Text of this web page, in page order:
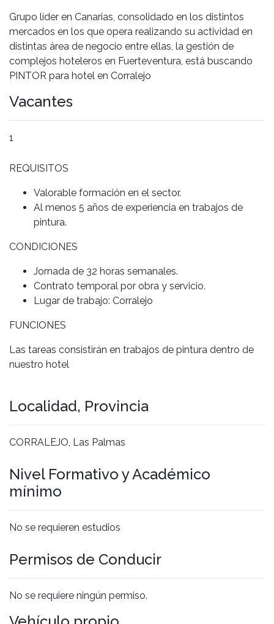
Grupo líder en Canarias, consolidado en los distintos
mercados en los que opera realizando su actividad en
distintas área de negocio entre ellas, la gestión de
complejos hoteleros en Fuerteventura, está buscando
PINTOR para hotel en Corralejo
Vacantes
1
REQUISITOS
Valorable formación en el sector.
Al menos 5 años de experiencia en trabajos de
pintura.
CONDICIONES
Jornada de 32 horas semanales.
Contrato temporal por obra y servicio.
Lugar de trabajo: Corralejo
FUNCIONES
Las tareas consistirán en trabajos de pintura dentro de
nuestro hotel
Localidad, Provincia
CORRALEJO, Las Palmas
Nivel Formativo y Académico
mínimo
No se requieren estudios
Permisos de Conducir
No se requiere ningún permiso.